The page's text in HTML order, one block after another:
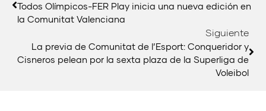
Todos Olímpicos-FER Play inicia una nueva edición en
la Comunitat Valenciana
Siguiente
La previa de Comunitat de l’Esport: Conqueridor y
Cisneros pelean por la sexta plaza de la Superliga de
Voleibol